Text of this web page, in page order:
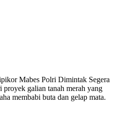
Mabes Polri Dimintak Segera
galian tanah merah yang
membabi buta dan gelap mata.